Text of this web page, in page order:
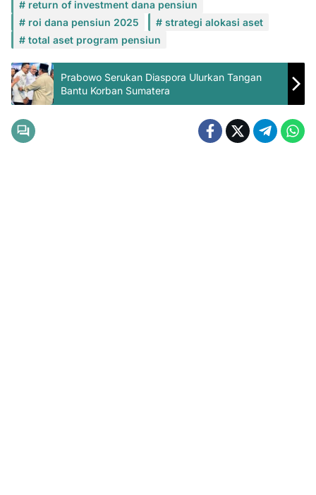
return of investment dana pensiun
roi dana pensiun 2025
strategi alokasi aset
total aset program pensiun
Prabowo Serukan Diaspora Ulurkan Tangan
Bantu Korban Sumatera